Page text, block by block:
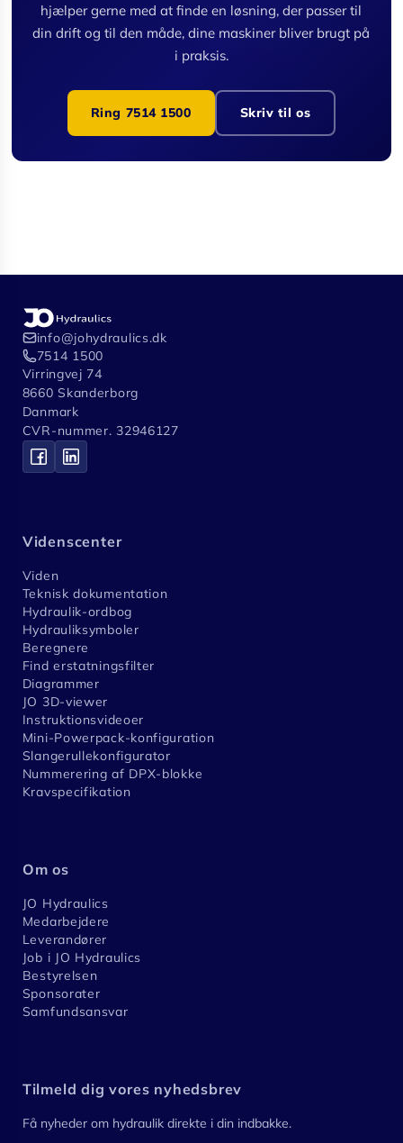
hjælper gerne med at finde en løsning, der passer til
din drift og til den måde, dine maskiner bliver brugt på
i praksis.
Ring 7514 1500 Skriv til os
info@johydraulics.dk
7514 1500
Virringvej 74
8660 Skanderborg
Danmark
CVR-nummer. 32946127
Videnscenter
Viden
Teknisk dokumentation
Hydraulik-ordbog
Hydrauliksymboler
Beregnere
Find erstatningsfilter
Diagrammer
JO 3D-viewer
Instruktionsvideoer
Mini-Powerpack-konfiguration
Slangerullekonfigurator
Nummerering af DPX-blokke
Kravspecifikation
Om os
JO Hydraulics
Medarbejdere
Leverandører
Job i JO Hydraulics
Bestyrelsen
Sponsorater
Samfundsansvar
Tilmeld dig vores nyhedsbrev
Få nyheder om hydraulik direkte i din indbakke.